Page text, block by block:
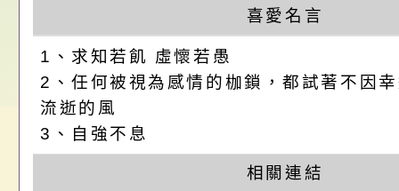
前教育署辦理性別
置課程與教學人才庫
畫」一案， 請教師
請，請查照。
轉知:桃園市交通局
減碳存摺2.0」全民
桃園市政府家庭教育
年度祖孫樂淘桃－祖
祝活動」海報電子檔
轉知有關銓敘部建置
員退休所得重審後實
喜愛名言
1、求知若飢 虛懷若愚
2、任何被視為感情的枷鎖，都試著不因
流逝的風
3、自強不息
相關連結